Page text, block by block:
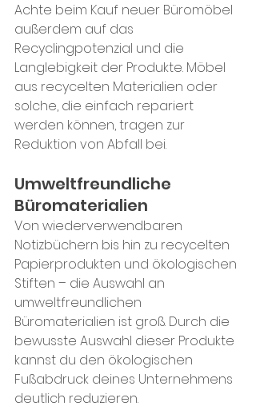
Achte beim Kauf neuer Büromöbel
außerdem auf das
Recyclingpotenzial und die
Langlebigkeit der Produkte. Möbel
aus recycelten Materialien oder
solche, die einfach repariert
werden können, tragen zur
Reduktion von Abfall bei.
Umweltfreundliche
Büromaterialien
Von wiederverwendbaren
Notizbüchern bis hin zu recycelten
Papierprodukten und ökologischen
Stiften – die Auswahl an
umweltfreundlichen
Büromaterialien ist groß. Durch die
bewusste Auswahl dieser Produkte
kannst du den ökologischen
Fußabdruck deines Unternehmens
deutlich reduzieren.